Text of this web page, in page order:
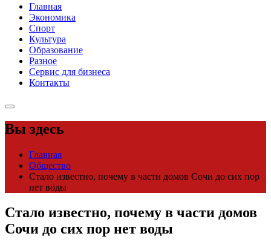
Главная
Экономика
Спорт
Культура
Образование
Разное
Сервис для бизнеса
Контакты
Вы здесь
Главная
Общество
Стало известно, почему в части домов Сочи до сих пор
нет воды
Стало известно, почему в части домов
Сочи до сих пор нет воды